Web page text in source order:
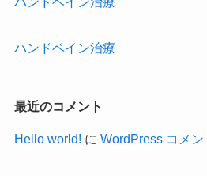
ハンドベイン治療
最近のコメント
Hello world! に WordPress コメ